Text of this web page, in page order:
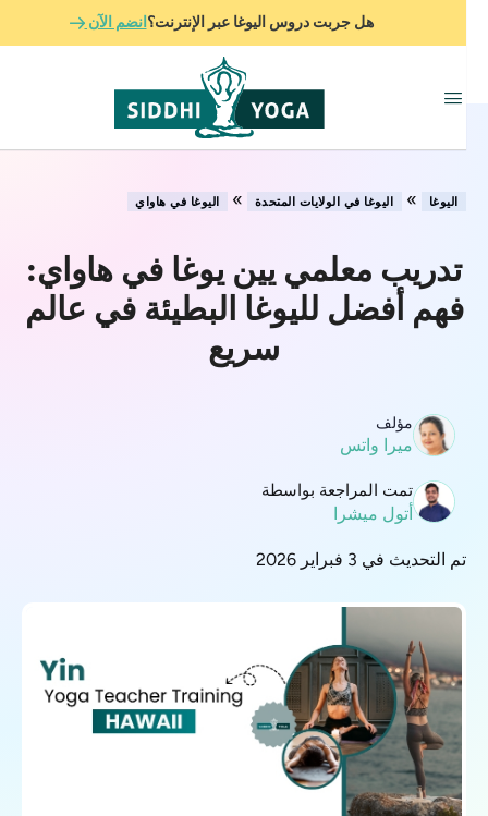
هل جربت دروس اليوغا عبر الإنترنت؟انضم الآن
اليوغا » اليوغا في الولايات المتحدة » اليوغا في هاواي
تدريب معلمي يين يوغا في هاواي:
فهم أفضل لليوغا البطيئة في عالم
سريع
مؤلف
ميرا واتس
تمت المراجعة بواسطة
أتول ميشرا
تم التحديث في 3 فبراير 2026